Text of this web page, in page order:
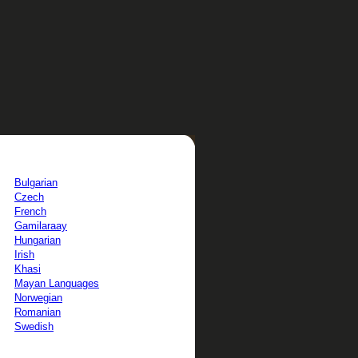
Bulgarian
Czech
French
Gamilaraay
Hungarian
Irish
Khasi
Mayan Languages
Norwegian
Romanian
Swedish